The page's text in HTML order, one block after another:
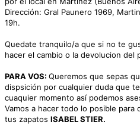
Dirección: Gral Paunero 1969,
19h.
Quedate tranquilo/a que si no te
hacer el cambio o la devolucion del
PARA VOS: Queremos que sepas
dispsición por cualquier duda que
cuaquier momento así podemos
Vamos a hacer todo lo posible
tus zapatos ISABEL STIER.